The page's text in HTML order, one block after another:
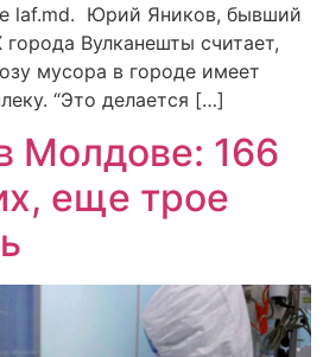
laf.md. Юрий Яников, бывший
Вулканешты считает,
мусора в городе имеет
“Это делается […]
Молдове: 166
еще трое